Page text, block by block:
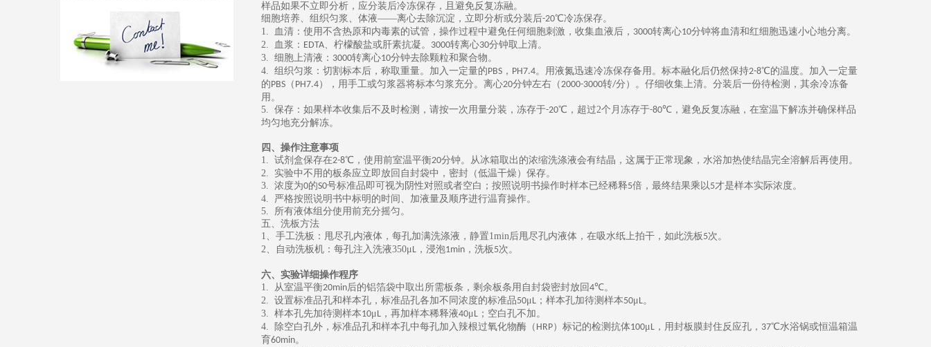
样品如果不立即分析，应分装后冷冻保存，且避免反复冻融。
细胞培养、组织匀浆、体液——离心去除沉淀，立即分析或分装后-20℃冷冻保存。
1.
血清：使用不含热原和内毒素的试管，操作过程中避免任何细胞刺激，收集血液后， 3000转离心10分钟将血清和红细胞迅速小心地分离。
2.
血浆： EDTA、柠檬酸盐或肝素抗凝。 3000转离心30分钟取上清。
3. 细胞上清液： 3000转离心10分钟去除颗粒和聚合物。
4. 组织匀浆：切割标本后，称取重量。加入一定量的PBS ， PH7.4。用液氮迅速冷冻保存备用。标本融化后仍然保持2-8℃的温度。加入一定量
的PBS （ PH7.4），用手工或匀浆器将标本匀浆充分。离心20分钟左右（2000-3000转/分）。仔细收集上清。分装后一份待检测，其余冷冻备
用。
5. 保存：如果样本收集后不及时检测，请按一次用量分装，冻存于-20℃， 超过2个月冻存于-80℃， 避免反复冻融，在室温下解冻并确保样品
均匀地充分解冻。
四、操作注意事项
1. 试剂盒保存在2-8℃，使用前室温平衡20分钟。从冰箱取出的浓缩洗涤液会有结晶，这属于正常现象，水浴加热使结晶完全溶解后再使用。
2. 实验中不用的板条应立即放回自封袋中，密封（低温干燥）保存。
3. 浓度为0的S0号标准品即可视为阴性对照或者空白；按照说明书操作时样本已经稀释5倍，最终结果乘以5才是样本实际浓度。
4. 严格按照说明书中标明的时间、加液量及顺序进行温育操作。
5. 所有液体组分使用前充分摇匀。
五、洗板方法
1 、 手工洗板：甩尽孔内液体，每孔加满洗涤液，静置1min后甩尽孔内液体，在吸水纸上拍干，如此洗板 5次。
2、 自动洗板机：每孔注入洗液350μL ，浸泡1min ，洗板 5次。
六、 实验详细操作程序
1. 从室温平衡20min后的铝箔袋中取出所需板条，剩余板条用自封袋密封放回4℃。
2. 设置标准品孔和样本孔，标准品孔各加不同浓度的标准品50μL ；样本孔加待测样本50μL。
3. 样本孔先加待测样本10μL ，再加样本稀释液40μL ；空白孔不加。
4.
除空白孔外，标准品孔和样本孔中每孔加入辣根过氧化物酶（ HRP）标记的检测抗体100μL ，用封板膜封住反应孔， 37℃水浴锅或恒温箱温
育60min。